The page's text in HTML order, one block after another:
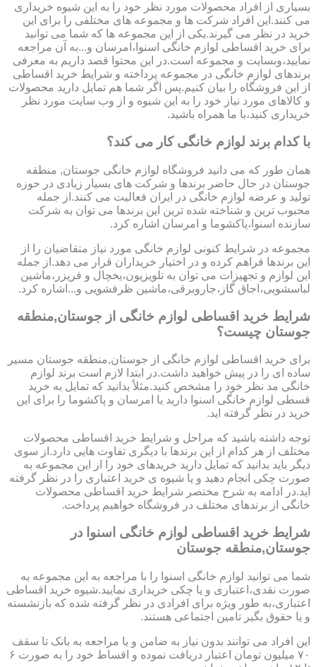
بسیاری از افراد محصولات مورد نظر خود را به این شیوه خریداری
می کنند.این افراد شرکت ها و مجموعه های مختلفی را برای این
خرید در نظر می گیرند.یکی از این مجموعه ها که شما می توانید
برای خرید اقساطی لوازم خانگی اسنوا،امرسان و...به آن مراجعه
نمایید،وبسایت و مجموعه است.در این محتوا قصد داریم به معرفی
برندهای لوازم خانگی در مجموعه پرداخته و شرایط خرید اقساطی
از این فروشگاه را بیان کنیم.پس اگر شما هم تمایل دارید محصولات
و کالاهای مورد نیاز خود را به این شیوه و از وب سایت مورد نظر
خریداری کنید،با ما همراه باشید.
با کدام برند لوازم خانگی کار می کند؟
همان طور که می دانید فروشگاه لوازم خانگی جوستان, منطقه
جوستان در حال حاضر برندها و شرکت های بسیار زیادی در حوزه
تولید و عرضه لوازم خانگی در ایران فعالیت می کنند.از جمله
محبوب ترین و شناخته شده ترین این برندها می توان به شرکت
سازنده اسنوا،پاکشوما و امرسان اشاره کرد.
مجموعه در شرایط کنونی لوازم خانگی مورد نیاز متقاضیان را از
این برندها فراهم کرده و در اختیار خریداران قرار می دهد.از جمله
این لوازم و تجهیزات می توان به تلویزیون،یخچال و فریزر،ماشین
لباسشویی،اجاق گاز،جاروبرقی،ماشین ظرفشویی و...اشاره کرد.
شرایط خرید اقساطی لوازم خانگی از جوستان,منطقه
جوستان چیست؟
برای خرید اقساطی لوازم خانگی از جوستان,منطقه جوستان مسیر
ساده ای را در پیش خواهید داشت.در ابتدا لازم است برند لوازم
خانگی مد نظر خود را مشخص کنید.مثلاً بدانید که تمایل به خرید
قسطی لوازم خانگی اسنوا دارید یا امرسان و پاکشوما را برای این
خرید در نظر گرفته اید.
توجه داشته باشید که مراحل و شرایط خرید اقساطی محصولات
مختلف از هر کدام از این برندها با دیگری تفاوت هایی دارد.از سوی
دیگر باید بدانید که تمایل دارید خریدهای خود را از این مجموعه به
صورت چکی انجام دهید و یا شیوه ی خرید اعتباری را در نظر گرفته
اید.در ادامه به شرح مختصر شرایط خرید اقساطی محصولات
خانگی از برندهای مختلف در فروشگاه خواهیم پرداخت.
شرایط خرید اقساطی لوازم خانگی اسنوا در
جوستان,منطقه جوستان
شما می توانید لوازم خانگی اسنوا را با مراجعه به این مجموعه به
صورت نقدی،اعتباری و یا چکی خریداری نمایید.شیوه خرید اقساطی
اعتباری،به طور ویژه برای افرادی در نظر گرفته شده که بازنشسته
و یا حقوق بگیر تامین اجتماعی هستند.
این افراد می توانند بدون نیاز به ضامن و یا مراجعه به بانک تا سقف
۷۰ میلیون تومان اعتبار دریافت نموده و اقساط خود را به صورت ۶